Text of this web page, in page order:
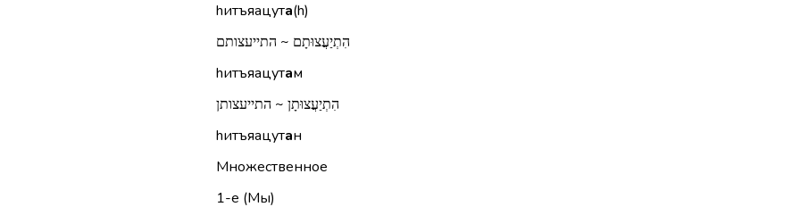
hитъяацута(h)
הִתְיַעֲצוּתָם ~ התייעצותם
hитъяацутам
הִתְיַעֲצוּתָן ~ התייעצותן
hитъяацутан
Множественное
1-е (Мы)